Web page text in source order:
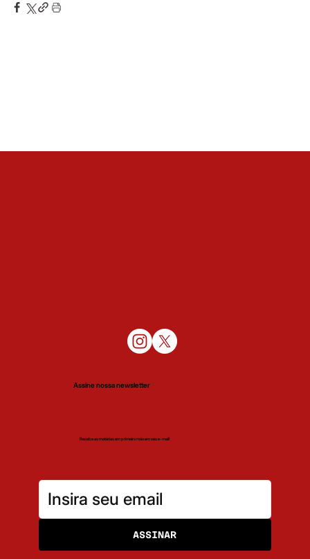
Assine nossa newsletter
Receba as matérias em primeira mão em seu e-mail!
ASSINAR